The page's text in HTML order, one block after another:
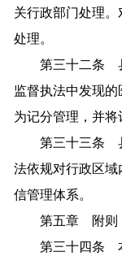
关行政部门处理
处理。
第三十二条 县
监督执法中发现
为记分管理，并将
第三十三条 县
法依规对行政区
信管理体系。
第五章 附则
第三十四条 本